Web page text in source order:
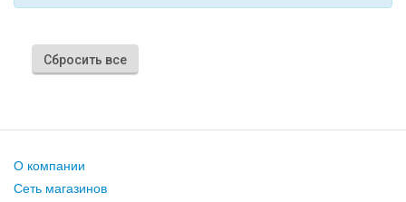
Сбросить все
О компании
Сеть магазинов